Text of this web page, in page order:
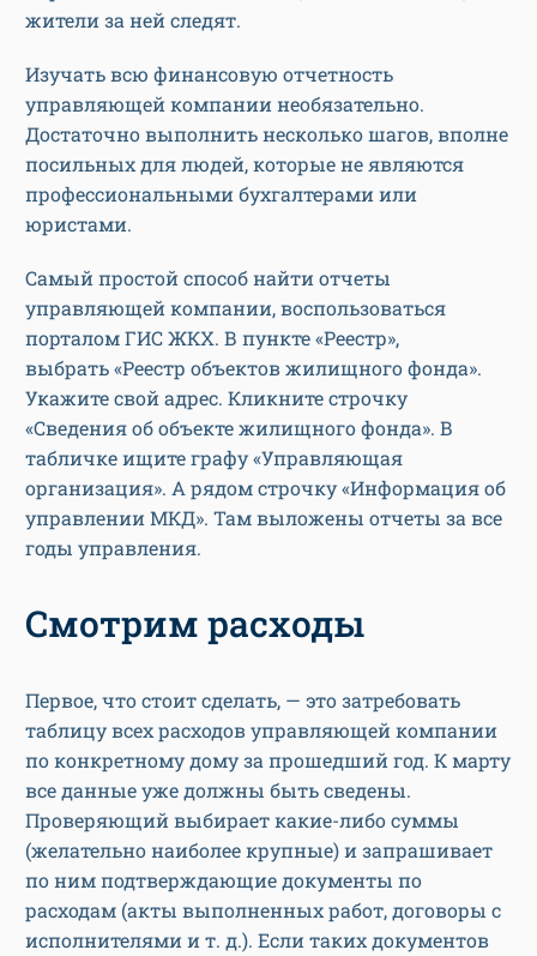
жители за ней следят.
Изучать всю финансовую отчетность
управляющей компании необязательно.
Достаточно выполнить несколько шагов, вполне
посильных для людей, которые не являются
профессиональными бухгалтерами или
юристами.
Самый простой способ найти отчеты
управляющей компании, воспользоваться
порталом ГИС ЖКХ. В пункте «Реестр»,
выбрать «Реестр объектов жилищного фонда».
Укажите свой адрес. Кликните строчку
«Сведения об объекте жилищного фонда». В
табличке ищите графу «Управляющая
организация». А рядом строчку «Информация об
управлении МКД». Там выложены отчеты за все
годы управления.
Смотрим расходы
Первое, что стоит сделать, — это затребовать
таблицу всех расходов управляющей компании
по конкретному дому за прошедший год. К марту
все данные уже должны быть сведены.
Проверяющий выбирает какие-либо суммы
(желательно наиболее крупные) и запрашивает
по ним подтверждающие документы по
расходам (акты выполненных работ, договоры с
исполнителями и т. д.). Если таких документов